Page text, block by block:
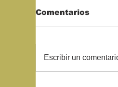
Comentarios
Escribir un